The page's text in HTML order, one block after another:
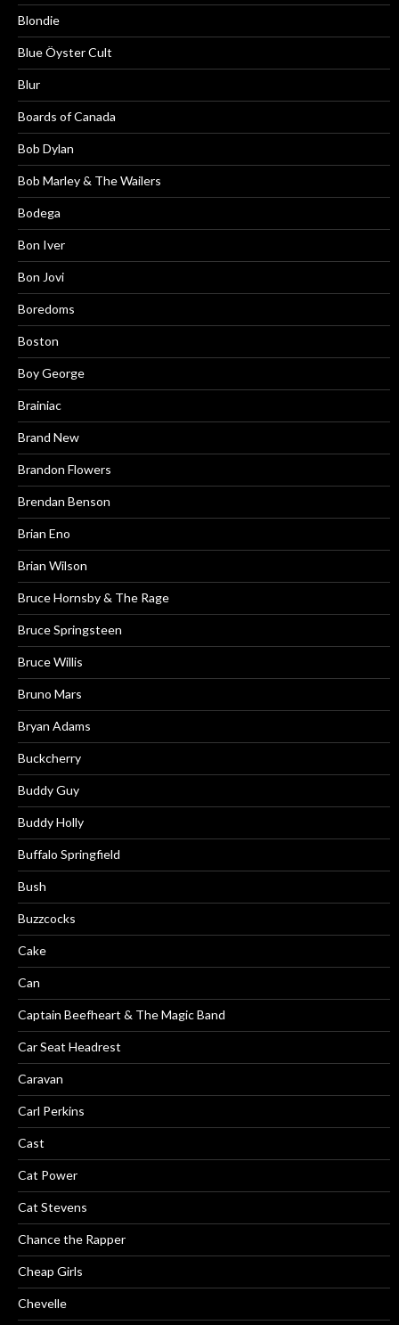
Blondie
Blue Öyster Cult
Blur
Boards of Canada
Bob Dylan
Bob Marley & The Wailers
Bodega
Bon Iver
Bon Jovi
Boredoms
Boston
Boy George
Brainiac
Brand New
Brandon Flowers
Brendan Benson
Brian Eno
Brian Wilson
Bruce Hornsby & The Rage
Bruce Springsteen
Bruce Willis
Bruno Mars
Bryan Adams
Buckcherry
Buddy Guy
Buddy Holly
Buffalo Springfield
Bush
Buzzcocks
Cake
Can
Captain Beefheart & The Magic Band
Car Seat Headrest
Caravan
Carl Perkins
Cast
Cat Power
Cat Stevens
Chance the Rapper
Cheap Girls
Chevelle